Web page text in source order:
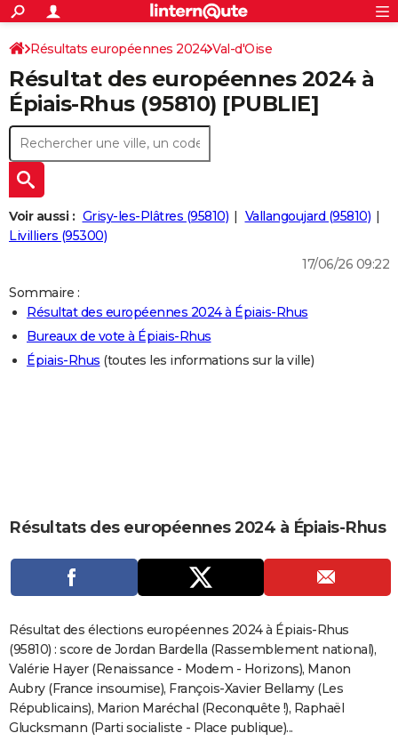
ACTUALITÉS
Politique
Société
Faits Divers
Education
Monde
Villes
+
SPORT
Coupe du monde 2026
Football
Tennis
Cyclisme
Rugby
Forum
CULTURE
Programme TV
TNT
Streaming
Cinéma
Sorties cinéma
Musique
+
FINANCE
Retraite
Impôts
Epargne
Immobilier
Risques naturels par ville
Banque
Assurance
Crédit
AUTO
Essais
Réserver un essai
Citadines
Berlines
SUV
Forum auto
+
HIGH-TECH
Mobiles
Meilleur smartphone
Internet
Ordinateurs
Jeux vidéo
Guide high-tech
+
BRICOLAGE
Guides de France
Escapades
Patrimoine
Expositions
Musées
Week-end nature
LIFESTYLE
Art de vivre
Bien-être
Loisirs
Mode
Modes de vie
CARTE DE VOEUX
Carte de Noël
Carte Bonne année
Carte Saint-Valentin
Carte Pâques
Carte d'anniversaire
DICTIONNAIRE
Dictionnaire
Biographies
Citations
Expressions
Proverbes
PROGRAMME TV
COPAINS D'AVANT
S'inscrire
Se connecter
Lycées
Collèges
Primaires
Universités
Entreprises
Service militaire
Avis de recherche
AVIS DE DÉCÈS
FORUM
S'inscrire
Connexion
Résultats européennes 2024 Val-d'Oise
Résultat des européennes 2024 à
Épiais-Rhus (95810) [PUBLIE]
Voir aussi : Grisy-les-Plâtres (95810)
Vallangoujard (95810)
Livilliers (95300)
17/06/26 09:22
Sommaire :
Résultat des européennes 2024 à Épiais-Rhus
Bureaux de vote à Épiais-Rhus
Épiais-Rhus (toutes les informations sur la ville)
Résultats des européennes 2024 à Épiais-Rhus
Résultat des élections européennes 2024 à Épiais-Rhus
(95810) : score de Jordan Bardella (Rassemblement national),
Valérie Hayer (Renaissance - Modem - Horizons), Manon
Aubry (France insoumise), François-Xavier Bellamy (Les
Républicains), Marion Maréchal (Reconquête !), Raphaël
Glucksmann (Parti socialiste - Place publique)...